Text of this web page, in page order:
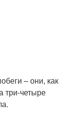
– они, как
три-четыре